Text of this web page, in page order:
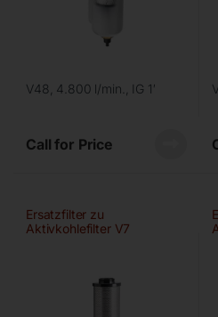
V48, 4.800 l/min., IG 1′
Call for Price
Ersatzfilter zu
Aktivkohlefilter V7